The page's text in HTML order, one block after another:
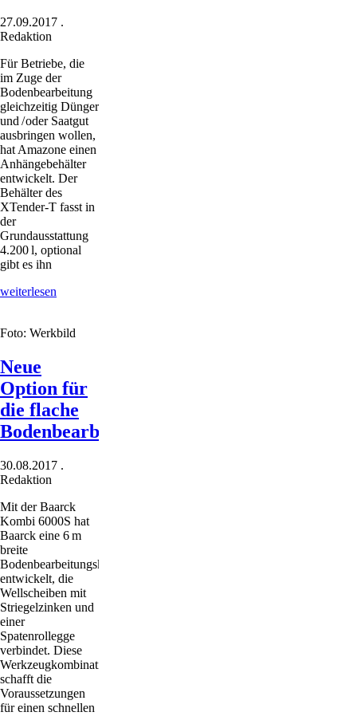
27.09.2017 .
Redaktion
Für Betriebe, die
im Zuge der
Bodenbearbeitung
gleichzeitig Dünger
und / oder Saatgut
ausbringen wollen,
hat Amazone einen
Anhängebehälter
entwickelt. Der
Behälter des
XTender-T fasst in
der
Grundausstattung
4.200 l, optional
gibt es ihn
weiterlesen
Foto: Werkbild
Neue
Option für
die flache
Bodenbearbeitung
30.08.2017 .
Redaktion
Mit der Baarck
Kombi 6000S hat
Baarck eine 6 m
breite
Bodenbearbeitungskombination
entwickelt, die
Wellscheiben mit
Striegelzinken und
einer
Spatenrollegge
verbindet. Diese
Werkzeugkombination
schafft die
Voraussetzungen
für einen schnellen